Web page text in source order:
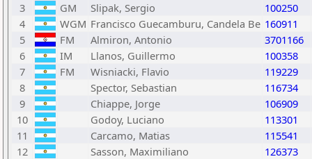
3
GM Slipak, Sergio
100250
4
WGM Francisco Guecamburu, Candela Be 160911
5
FM Almiron, Antonio
3701166
6
IM Llanos, Guillermo
100358
7
FM Wisniacki, Flavio
119229
8
Spector, Sebastian
116734
9
Chiappe, Jorge
106909
10
Godoy, Luciano
113301
11
Carcamo, Matias
115541
12
Sasson, Maximiliano
126373